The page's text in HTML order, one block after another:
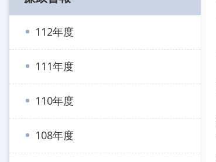
112年度
111年度
110年度
108年度